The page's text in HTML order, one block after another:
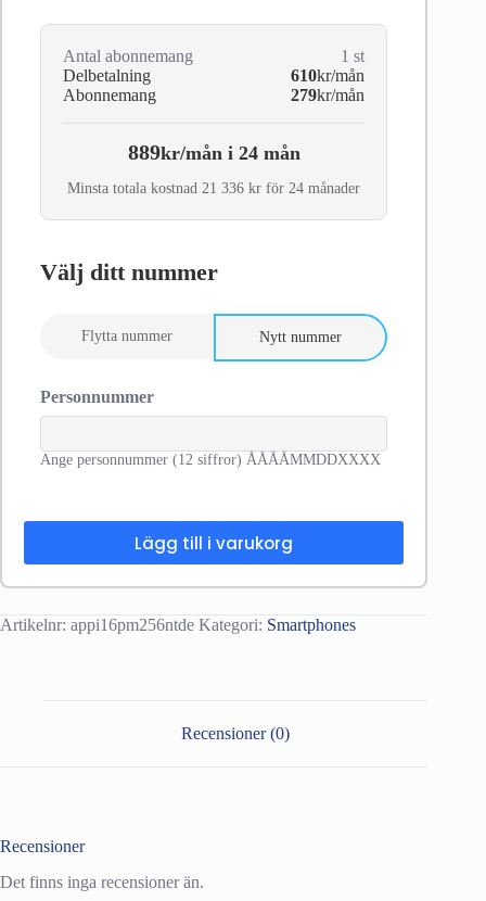
Antal abonnemang 1 st
Delbetalning
610kr/mån
Abonnemang
279kr/mån
889kr/mån i 24 mån
Minsta totala kostnad 21 336 kr för 24 månader
Välj ditt nummer
Flytta nummer Nytt nummer
Personnummer
Ange personnummer (12 siffror) ÅÅÅÅMMDDXXXX
Lägg till i varukorg
Artikelnr: appi16pm256ntde Kategori: Smartphones
Recensioner (0)
Recensioner
Det finns inga recensioner än.